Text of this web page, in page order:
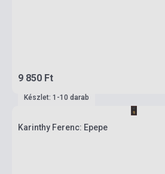
9 850 Ft
Készlet: 1-10 darab
Karinthy Ferenc: Epepe